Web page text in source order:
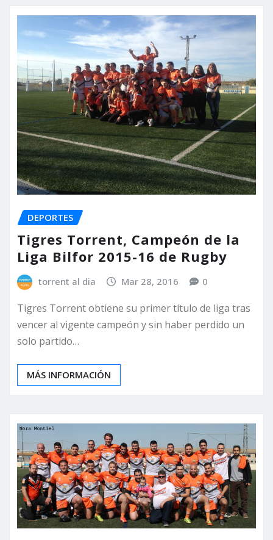
DEPORTES
Tigres Torrent, Campeón de la
Liga Bilfor 2015-16 de Rugby
torrent al dia Mar 28, 2016 0
Tigres Torrent obtiene su primer título de liga tras
vencer al vigente campeón y sin haber perdido un
solo partido…
MÁS INFORMACIÓN